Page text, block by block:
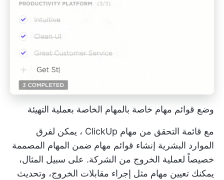
وضع قوائم مهام خاصة بالمهام الخاصة بعملية التهيئة
مع قائمة التحقق من مهام ClickUp
، يمكن لفرق
الموارد البشرية إنشاء قوائم مهام ضمن المهام المصممة
خصيصاً لعملية الخروج من الشركة. على سبيل المثال،
يمكنك تعيين مهام مثل إجراء مقابلات الخروج، وتحديث